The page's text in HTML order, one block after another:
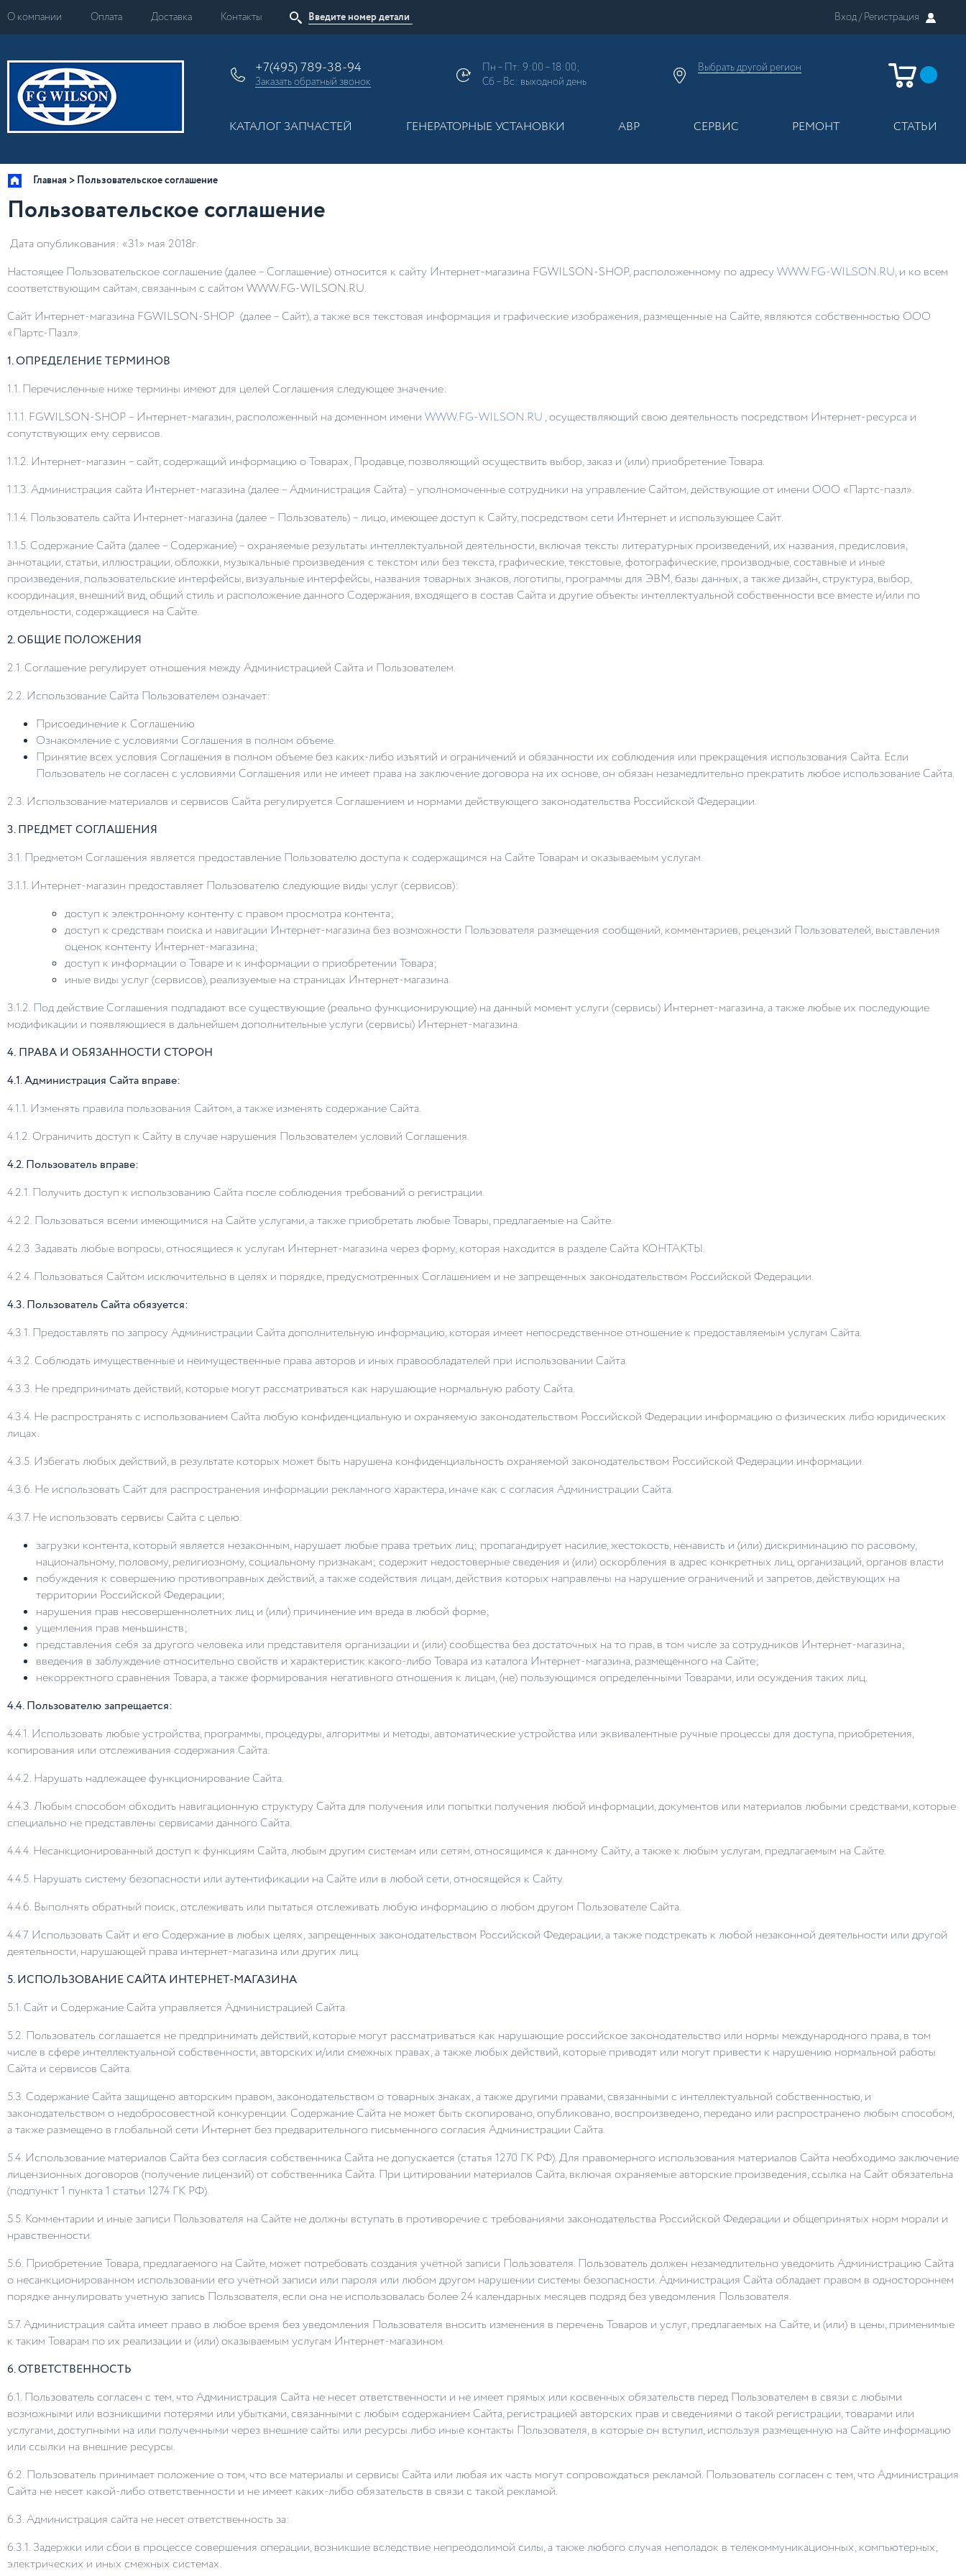
О компании Оплата Доставка Контакты Вход /Регистрация
+7(495) 789-38-94
Заказатьобратный звонок
Пн – Пт: 9:00 – 18:00;
Сб – Вс: выходной день
Выбрать другой регион
КАТАЛОГ ЗАПЧАСТЕЙ ГЕНЕРАТОРНЫЕ УСТАНОВКИ АВР СЕРВИС РЕМОНТ СТАТЬИ
Главная Пользовательское соглашение
Пользовательское соглашение
Дата опубликования: «31» мая 2018г.
Настоящее Пользовательское соглашение (далее – Соглашение) относится к сайту Интернет-магазина FGWILSON-SHOP, расположенному по адресу WWW.FG-WILSON.RU, и ко всем
соответствующим сайтам, связанным с сайтом WWW.FG-WILSON.RU.
Сайт Интернет-магазина FGWILSON-SHOP (далее – Сайт), а также вся текстовая информация и графические изображения, размещенные на Сайте, являются собственностью ООО
«Партс-Пазл».
1.ОПРЕДЕЛЕНИЕ ТЕРМИНОВ
1.1. Перечисленные ниже термины имеют для целей Соглашения следующее значение:
1.1.1. FGWILSON-SHOP– Интернет-магазин, расположенный на доменном имени WWW.FG-WILSON.RU , осуществляющий свою деятельность посредством Интернет-ресурса и
сопутствующих ему сервисов.
1.1.2. Интернет-магазин – сайт, содержащий информацию о Товарах, Продавце, позволяющий осуществить выбор, заказ и (или) приобретение Товара.
1.1.3. Администрация сайта Интернет-магазина (далее – Администрация Сайта) – уполномоченные сотрудники на управление Сайтом, действующие от имени ООО «Партс-пазл».
1.1.4. Пользователь сайта Интернет-магазина (далее – Пользователь) – лицо, имеющее доступ к Сайту, посредством сети Интернет и использующее Сайт.
1.1.5. Содержание Сайта (далее – Содержание) – охраняемые результаты интеллектуальной деятельности, включая тексты литературных произведений, их названия, предисловия,
аннотации, статьи, иллюстрации, обложки, музыкальные произведения с текстом или без текста, графические, текстовые, фотографические, производные, составные и иные
произведения, пользовательские интерфейсы, визуальные интерфейсы, названия товарных знаков, логотипы, программы для ЭВМ, базы данных, а также дизайн, структура, выбор,
координация, внешний вид, общий стиль и расположение данного Содержания, входящего в состав Сайта и другие объекты интеллектуальной собственности все вместе и/или по
отдельности, содержащиеся на Сайте.
2. ОБЩИЕ ПОЛОЖЕНИЯ
2.1. Соглашение регулирует отношения между Администрацией Сайта и Пользователем.
2.2. Использование Сайта Пользователем означает:
Присоединение к Соглашению
Ознакомление с условиями Соглашения в полном объеме.
Принятие всех условия Соглашения в полном объеме без каких-либо изъятий и ограничений и обязанности их соблюдения или прекращения использования Сайта. Если
Пользователь не согласен с условиями Соглашения или не имеет права на заключение договора на их основе, он обязан незамедлительно прекратить любое использование Сайта.
2.3. Использование материалов и сервисов Сайта регулируется Соглашением и нормами действующего законодательства Российской Федерации.
3. ПРЕДМЕТ СОГЛАШЕНИЯ
3.1. Предметом Соглашения является предоставление Пользователю доступа к содержащимся на Сайте Товарам и оказываемым услугам.
3.1.1. Интернет-магазин предоставляет Пользователю следующие виды услуг (сервисов):
доступ к электронному контенту с правом просмотра контента;
доступ к средствам поиска и навигации Интернет-магазина без возможности Пользователя размещения сообщений, комментариев, рецензий Пользователей, выставления
оценок контенту Интернет-магазина;
доступ к информации о Товаре и к информации о приобретении Товара;
иные виды услуг (сервисов), реализуемые на страницах Интернет-магазина.
3.1.2. Под действие Соглашения подпадают все существующие (реально функционирующие) на данный момент услуги (сервисы) Интернет-магазина, а также любые их последующие
модификации и появляющиеся в дальнейшем дополнительные услуги (сервисы) Интернет-магазина.
4. ПРАВА И ОБЯЗАННОСТИ СТОРОН
4.1. Администрация Сайта вправе:
4.1.1. Изменять правила пользования Сайтом, а также изменять содержание Сайта.
4.1.2. Ограничить доступ к Сайту в случае нарушения Пользователем условий Соглашения.
4.2. Пользователь вправе:
4.2.1. Получить доступ к использованию Сайта после соблюдения требований о регистрации.
4.2.2. Пользоваться всеми имеющимися на Сайте услугами, а также приобретать любые Товары, предлагаемые на Сайте.
4.2.3. Задавать любые вопросы, относящиеся к услугам Интернет-магазина через форму, которая находится в разделе Сайта КОНТАКТЫ.
4.2.4. Пользоваться Сайтом исключительно в целях и порядке, предусмотренных Соглашением и не запрещенных законодательством Российской Федерации.
4.3. Пользователь Сайта обязуется:
4.3.1. Предоставлять по запросу Администрации Сайта дополнительную информацию, которая имеет непосредственное отношение к предоставляемым услугам Сайта.
4.3.2. Соблюдать имущественные и неимущественные права авторов и иных правообладателей при использовании Сайта.
4.3.3. Не предпринимать действий, которые могут рассматриваться как нарушающие нормальную работу Сайта.
4.3.4. Не распространять с использованием Сайта любую конфиденциальную и охраняемую законодательством Российской Федерации информацию о физических либо юридических
лицах.
4.3.5. Избегать любых действий, в результате которых может быть нарушена конфиденциальность охраняемой законодательством Российской Федерации информации.
4.3.6. Не использовать Сайт для распространения информации рекламного характера, иначе как с согласия Администрации Сайта.
4.3.7. Не использовать сервисы Сайта с целью:
загрузки контента, который является незаконным, нарушает любые права третьих лиц; пропагандирует насилие, жестокость, ненависть и (или) дискриминацию по расовому,
национальному, половому, религиозному, социальному признакам; содержит недостоверные сведения и (или) оскорбления в адрес конкретных лиц, организаций, органов власти
побуждения к совершению противоправных действий, а также содействия лицам, действия которых направлены на нарушение ограничений и запретов, действующих на
территории Российской Федерации;
нарушения прав несовершеннолетних лиц и (или) причинение им вреда в любой форме;
ущемления прав меньшинств;
представления себя за другого человека или представителя организации и (или) сообщества без достаточных на то прав, в том числе за сотрудников Интернет-магазина;
введения в заблуждение относительно свойств и характеристик какого-либо Товара из каталога Интернет-магазина, размещенного на Сайте;
некорректного сравнения Товара, а также формирования негативного отношения к лицам, (не) пользующимся определенными Товарами, или осуждения таких лиц.
4.4. Пользователю запрещается:
4.4.1. Использовать любые устройства, программы, процедуры, алгоритмы и методы, автоматические устройства или эквивалентные ручные процессы для доступа, приобретения,
копирования или отслеживания содержания Сайта.
4.4.2. Нарушать надлежащее функционирование Сайта.
4.4.3. Любым способом обходить навигационную структуру Сайта для получения или попытки получения любой информации, документов или материалов любыми средствами, которые
специально не представлены сервисами данного Сайта.
4.4.4. Несанкционированный доступ к функциям Сайта, любым другим системам или сетям, относящимся к данному Сайту, а также к любым услугам, предлагаемым на Сайте.
4.4.5. Нарушать систему безопасности или аутентификации на Сайте или в любой сети, относящейся к Сайту.
4.4.6. Выполнять обратный поиск, отслеживать или пытаться отслеживать любую информацию о любом другом Пользователе Сайта.
4.4.7. Использовать Сайт и его Содержание в любых целях, запрещенных законодательством Российской Федерации, а также подстрекать к любой незаконной деятельности или другой
деятельности, нарушающей права интернет-магазина или других лиц.
5. ИСПОЛЬЗОВАНИЕ САЙТА ИНТЕРНЕТ-МАГАЗИНА
5.1. Сайт и Содержание Сайта управляется Администрацией Сайта.
5.2. Пользователь соглашается не предпринимать действий, которые могут рассматриваться как нарушающие российское законодательство или нормы международного права, в том
числе в сфере интеллектуальной собственности, авторских и/или смежных правах, а также любых действий, которые приводят или могут привести к нарушению нормальной работы
Сайта и сервисов Сайта.
5.3. Содержание Сайта защищено авторским правом, законодательством о товарных знаках, а также другими правами, связанными с интеллектуальной собственностью, и
законодательством о недобросовестной конкуренции. Содержание Сайта не может быть скопировано, опубликовано, воспроизведено, передано или распространено любым способом,
а также размещено в глобальной сети Интернет без предварительного письменного согласия Администрации Сайта.
5.4. Использование материалов Сайта без согласия собственника Сайта не допускается (статья 1270 ГК РФ). Для правомерного использования материалов Сайта необходимо заключение
лицензионных договоров (получение лицензий) от собственника Сайта. При цитировании материалов Сайта, включая охраняемые авторские произведения, ссылка на Сайт обязательна
(подпункт 1 пункта 1 статьи 1274 ГК РФ).
5.5. Комментарии и иные записи Пользователя на Сайте не должны вступать в противоречие с требованиями законодательства Российской Федерации и общепринятых норм морали и
нравственности.
5.6. Приобретение Товара, предлагаемого на Сайте, может потребовать создания учётной записи Пользователя. Пользователь должен незамедлительно уведомить Администрацию Сайта
о несанкционированном использовании его учётной записи или пароля или любом другом нарушении системы безопасности. Администрация Сайта обладает правом в одностороннем
порядке аннулировать учетную запись Пользователя, если она не использовалась более 24 календарных месяцев подряд без уведомления Пользователя.
5.7. Администрация сайта имеет право в любое время без уведомления Пользователя вносить изменения в перечень Товаров и услуг, предлагаемых на Сайте, и (или) в цены, применимые
к таким Товарам по их реализации и (или) оказываемым услугам Интернет-магазином.
6. ОТВЕТСТВЕННОСТЬ
6.1. Пользователь согласен с тем, что Администрация Сайта не несет ответственности и не имеет прямых или косвенных обязательств перед Пользователем в связи с любыми
возможными или возникшими потерями или убытками, связанными с любым содержанием Сайта, регистрацией авторских прав и сведениями о такой регистрации, товарами или
услугами, доступными на или полученными через внешние сайты или ресурсы либо иные контакты Пользователя, в которые он вступил, используя размещенную на Сайте информацию
или ссылки на внешние ресурсы.
6.2. Пользователь принимает положение о том, что все материалы и сервисы Сайта или любая их часть могут сопровождаться рекламой. Пользователь согласен с тем, что Администрация
Сайта не несет какой-либо ответственности и не имеет каких-либо обязательств в связи с такой рекламой.
6.3. Администрация сайта не несет ответственность за:
6.3.1. Задержки или сбои в процессе совершения операции, возникшие вследствие непреодолимой силы, а также любого случая неполадок в телекоммуникационных, компьютерных,
электрических и иных смежных системах.